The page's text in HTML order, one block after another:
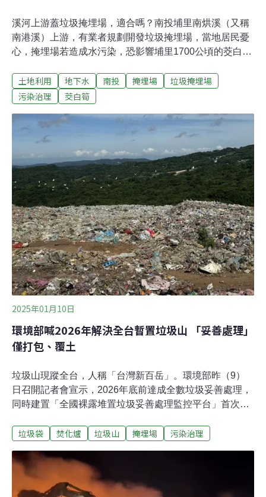
溪河上游蓋垃圾掩埋場，適合嗎？南投埔里南烘溪（又稱
南港溪）上游，有業者規劃開發垃圾掩埋場，當地居民憂
心，掩埋場若造成水污染，恐影響埔里1700公頃的茭白筍
區也會受害。埔里是全台八成茭白筍的產地，當地里長希
望業者另尋地點開發，居民已展開連署反對。業者規劃開
開著發財車，穿行在大霧未散開的山間小路上，這裡是南
投埔里及魚池交界。路的兩側下漥處是茂密森林，林間雲
霧隨陽光露臉飄散，揭開遠處的茭白筍田和聚落。黃戊寅
在一處地方停車，由路肩向下探去，眼前是深達數十公尺
的山谷。「你看，以後這裡就是基地，整個漥地通通是，
你看看這個漥地可以埋多少？」現在是茂密森林的這塊土
地，將規劃切出24.6公頃作為垃圾掩埋場，目前正進行地
目變更。土地持有者是全台第二大地主台灣農林公司，開
發單位則是允捷公司。台灣農林公司的前身
土地利用 地下水 南投 掩埋場
垃圾掩埋場
污染治理
茭白筍
2025年01月10日
環境部喊2026年解決全台暫置垃圾山 「妥善處理」
僅打包、覆土
垃圾山現蹤全台，人稱「台灣新百岳」。環境部昨（9）
日召開記者會宣示，2026年底前達成全數垃圾妥善處理，
同時建置「全國裸露堆置垃圾妥善處理監控平台」首次公
和覆土，垃圾仍堆置在原地。環境部表示，2027年之前全
來會優先處理七處位於水質保護區的垃圾堆置場。環境部
宣示「妥善處理」裸露垃圾環境部長彭啟明9日在「全國
裸露垃圾妥善處置宣示」記者會上指出，行政院去年10月
垃圾袋 焚化爐 垃圾山 掩埋場 污染治理